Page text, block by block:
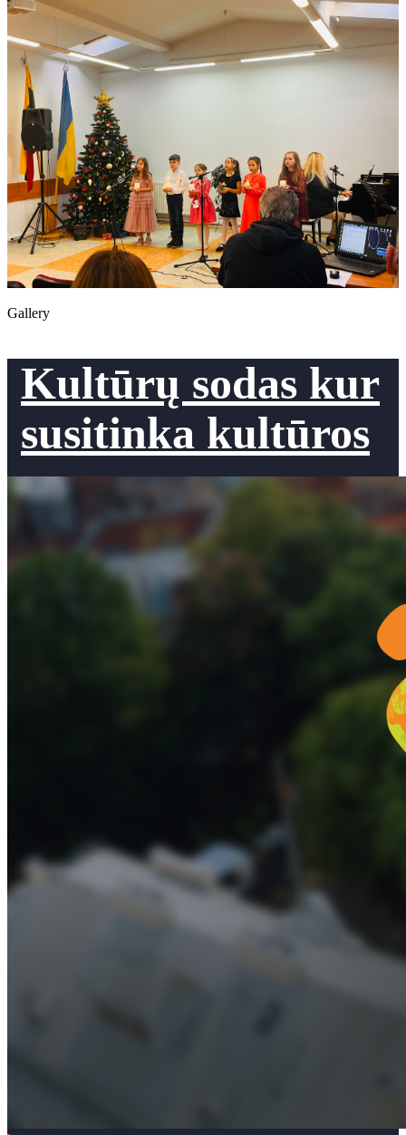
Gallery
Kultūrų sodas kur
susitinka kultūros